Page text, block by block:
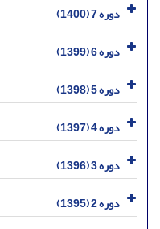
دوره 7 (1400)
دوره 6 (1399)
دوره 5 (1398)
دوره 4 (1397)
دوره 3 (1396)
دوره 2 (1395)